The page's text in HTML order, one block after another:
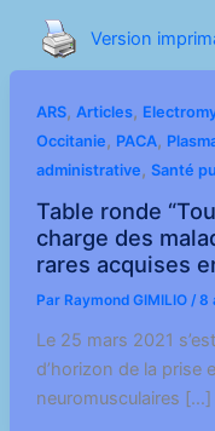
Version
ARS, Articles,
Occitanie, PACA,
administrative, Santé
Table ronde
charge des
rares acquises
Par Raymond GIMILIO / 8
Le 25 mars 2021
d’horizon de la prise
neuromusculaires […]